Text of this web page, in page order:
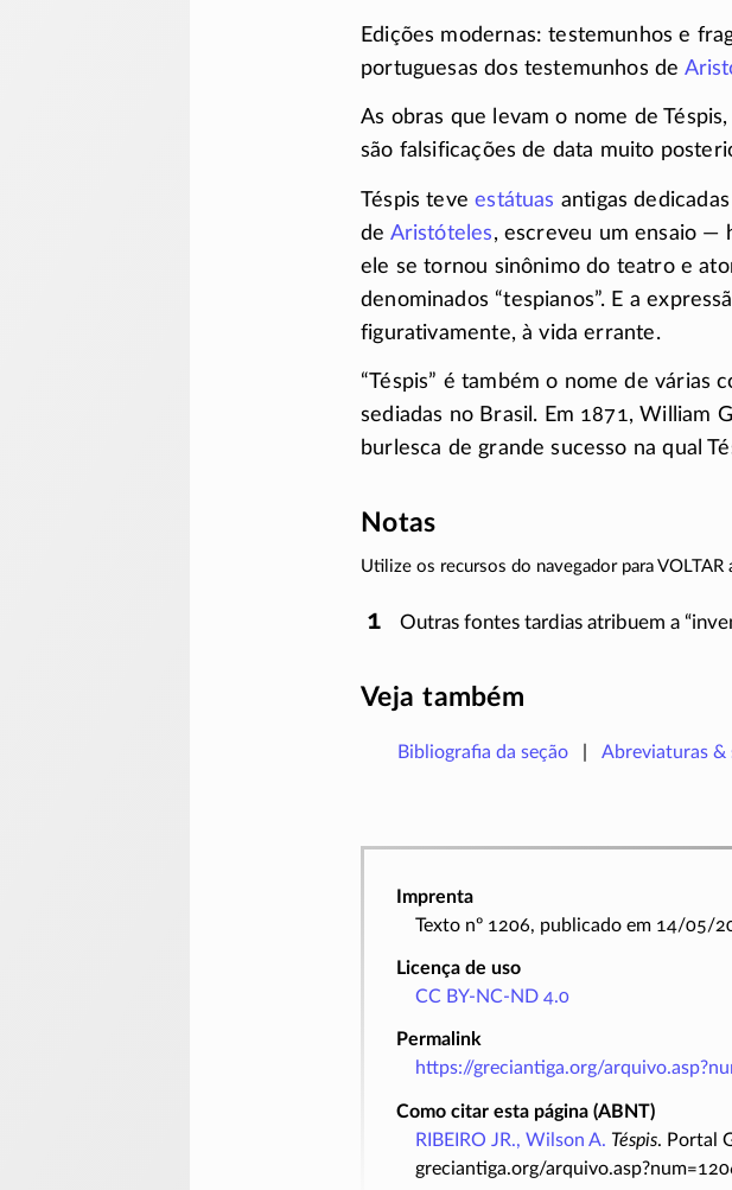
Edições modernas: testemunhos e
portuguesas dos testemunhos de
As obras que levam o nome de
são falsificações de data muito
Téspis teveestátuas antigas
de Aristóteles, escreveu um ensaio —
ele se tornou sinônimo do teatro e
denominados “tespianos”. E a
figurativamente, à vida errante.
“Téspis” é também o nome de várias
sediadas no Brasil. Em 1871, William
burlesca de grande sucesso na qual
Notas
Utilize os recursos do navegador para VOLTAR
Outras fontes tardias atribuem a
Veja também
Bibliografia da seção Abreviaturas &
Imprenta
Texto nº 1206, publicado em 14/05/
Licença de uso
CC BY-NC-ND 4.0
Permalink
https://greciantiga.org/
Como citar esta página (ABNT)
RIBEIRO JR., Wilson A. Téspis. Portal
greciantiga.org/